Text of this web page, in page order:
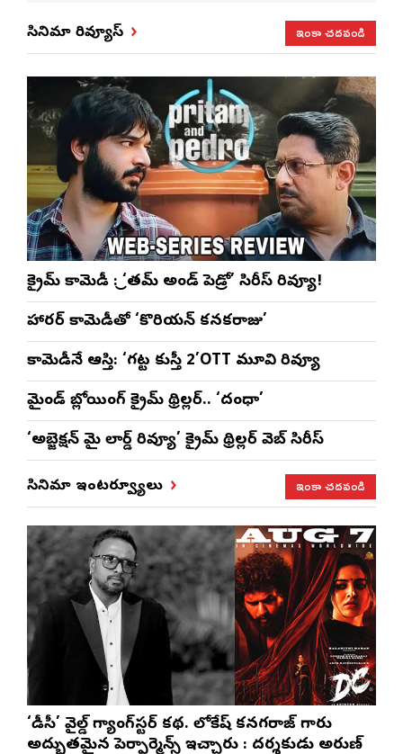
కుంభ హారతి
ప్రత్యేకం
ప్రత్యేకంగా
‘ఉమెన్స్ ఫోరమ్’
సినిమా రివ్యూస్ ఇంకా చదవండి
క్రైమ్ కామెడీ : ‘ప్రీతమ్ అండ్ పెడ్రో’ సిరీస్ రివ్యూ!
హారర్ కామెడీతో ‘కొరియన్ కనకరాజు’
కామెడీనే ఆస్తి: ‘గట్ట కుస్తీ 2’OTT మూవి రివ్యూ
మైండ్ బ్లోయింగ్ క్రైమ్ థ్రిల్లర్.. ‘దంధా’
‘అబ్జెక్ష‌న్ మై లార్డ్ రివ్యూ’ క్రైమ్ థ్రిల్ల‌ర్ వెబ్ సిరీస్
సినిమా ఇంటర్వ్యూలు ఇంకా చదవండి
‘డీసీ’ వైల్డ్ గ్యాంగ్‌స్టర్ కథ. లోకేష్ కనగరాజ్ గారు
అద్భుతమైన పెర్ఫార్మెన్స్ ఇచ్చారు : దర్శకుడు అరుణ్